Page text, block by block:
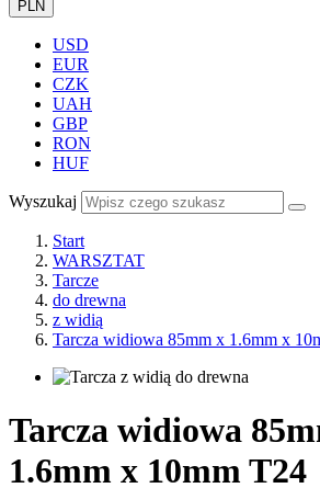
PLN
USD
EUR
CZK
UAH
GBP
RON
HUF
Wyszukaj
Start
WARSZTAT
Tarcze
do drewna
z widią
Tarcza widiowa 85mm x 1.6mm x
Tarcza widiowa
1.6mm x 10mm T24